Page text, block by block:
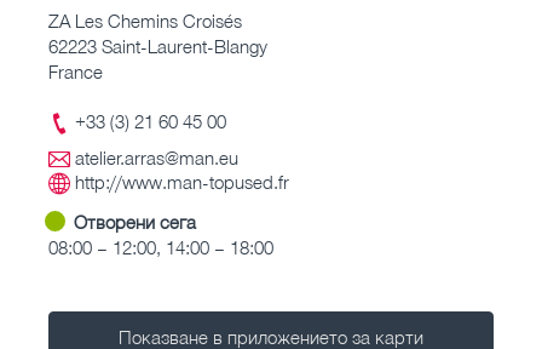
ZA Les Chemins Croisés
62223 Saint-Laurent-Blangy
France
+33 (3) 21 60 45 00
atelier.arras@man.eu
http://www.man-topused.fr
Отворени сега
08:00 – 12:00, 14:00 – 18:00
Показване в приложението за карти